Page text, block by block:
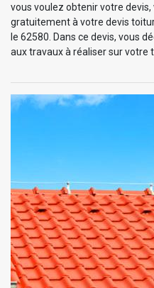
vous voulez obtenir votre
gratuitement à votre devis
le 62580. Dans ce devis, vous
aux travaux à réaliser sur votre